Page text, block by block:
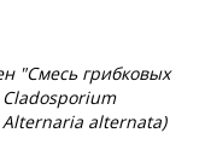
"Смесь грибковых
alternata)